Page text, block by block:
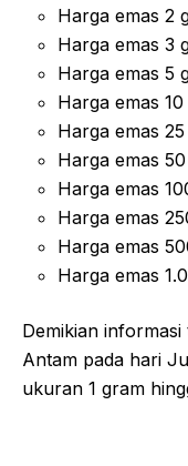
Harga emas 2
Harga emas 3
Harga emas 5
Harga emas
Harga emas
Harga emas
Harga emas
Harga emas
Harga emas
Harga emas
Demikian
Antam pada hari
ukuran 1 gram